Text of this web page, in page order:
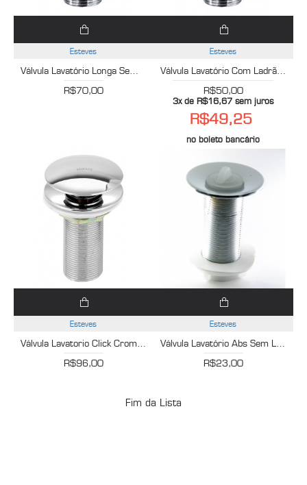
Esteves
Válvula Lavatório Longa Sem Ladrão 2.3/8X1 Cromado Esteves VVL116CWB
R$70,00
Esteves
Válvula Lavatório Com Ladrão 2.3/8X1 Cromado Esteves VVL214CWB
R$50,00
3x de R$16,67 sem juros
R$49,25
no boleto bancário
Esteves
Válvula Lavatorio Click Cromado Esteves VVL716CWB
R$96,00
Esteves
Válvula Lavatório Abs Sem Ladrão 1X2.3/8 Cromado Esteves VVL413CWG
R$23,00
Fim da Lista